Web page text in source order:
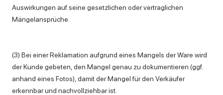
Auswirkungen auf seine gesetzlichen oder vertraglichen
Mängelansprüche.
(3) Bei einer Reklamation aufgrund eines Mangels der Ware wird
der Kunde gebeten, den Mangel genau zu dokumentieren (ggf.
anhand eines Fotos), damit der Mangel für den Verkäufer
erkennbar und nachvollziehbar ist.